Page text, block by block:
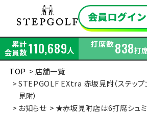
累計
会員数110,689人
打席数838打
TOP
店舗一覧
STEPGOLF EXtra 赤坂見附（ステップ
見附）
お知らせ
★赤坂見附店は6打席シュ